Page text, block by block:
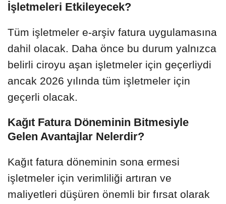
İşletmeleri Etkileyecek?
Tüm işletmeler e-arşiv fatura uygulamasına
dahil olacak. Daha önce bu durum yalnızca
belirli ciroyu aşan işletmeler için geçerliydi
ancak 2026 yılında tüm işletmeler için
geçerli olacak.
Kağıt Fatura Döneminin Bitmesiyle
Gelen Avantajlar Nelerdir?
Kağıt fatura döneminin sona ermesi
işletmeler için verimliliği artıran ve
maliyetleri düşüren önemli bir fırsat olarak